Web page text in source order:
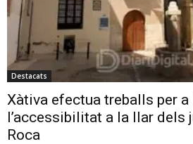
Destacats
Xàtiva efectua treballs per
l’accessibilitat a la llar dels
Roca